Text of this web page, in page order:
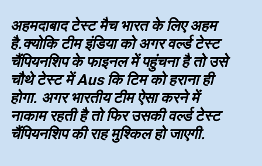
अहमदाबाद टेस्ट मैच भारत के लिए अहम
है.क्योकि टीम इंडिया को अगर वर्ल्ड टेस्ट
चैंपियनशिप के फाइनल में पहुंचना है तो उसे
चौथे टेस्ट में Aus कि टिम को हराना ही
होगा. अगर भारतीय टीम ऐसा करने में
नाकाम रहती है तो फिर उसकी वर्ल्ड टेस्ट
चैंपियनशिप की राह मुश्किल हो जाएगी.